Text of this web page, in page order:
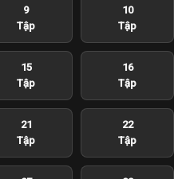
9
Tập
10
Tập
15
Tập
16
Tập
21
Tập
22
Tập